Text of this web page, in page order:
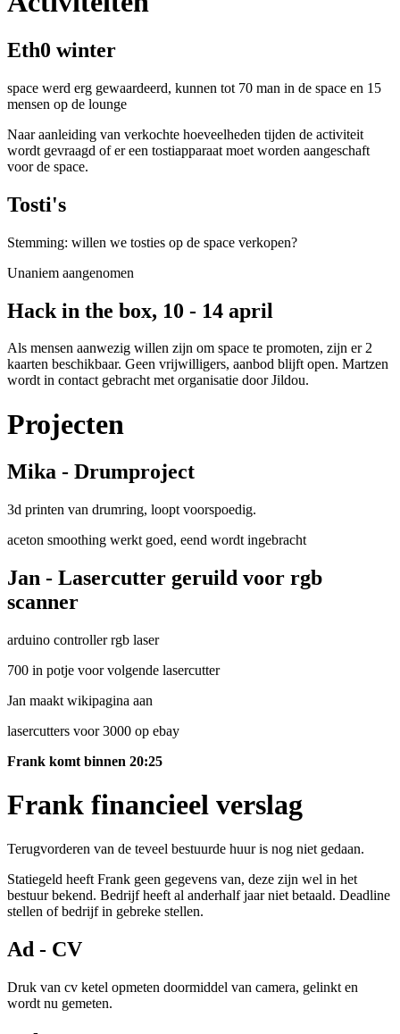
Eth0 winter
space werd erg gewaardeerd, kunnen tot 70 man in de space en 15
mensen op de lounge
Naar aanleiding van verkochte hoeveelheden tijden de activiteit
wordt gevraagd of er een tostiapparaat moet worden aangeschaft
voor de space.
Tosti's
Stemming: willen we tosties op de space verkopen?
Unaniem aangenomen
Hack in the box, 10 - 14 april
Als mensen aanwezig willen zijn om space te promoten, zijn er 2
kaarten beschikbaar. Geen vrijwilligers, aanbod blijft open. Martzen
wordt in contact gebracht met organisatie door Jildou.
Projecten
Mika - Drumproject
3d printen van drumring, loopt voorspoedig.
aceton smoothing werkt goed, eend wordt ingebracht
Jan - Lasercutter geruild voor rgb
scanner
arduino controller rgb laser
700 in potje voor volgende lasercutter
Jan maakt wikipagina aan
lasercutters voor 3000 op ebay
Frank komt binnen 20:25
Frank financieel verslag
Terugvorderen van de teveel bestuurde huur is nog niet gedaan.
Statiegeld heeft Frank geen gegevens van, deze zijn wel in het
bestuur bekend. Bedrijf heeft al anderhalf jaar niet betaald. Deadline
stellen of bedrijf in gebreke stellen.
Ad - CV
Druk van cv ketel opmeten doormiddel van camera, gelinkt en
wordt nu gemeten.